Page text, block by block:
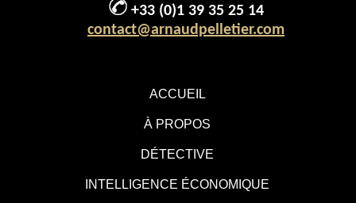
ACCUEIL
À PROPOS
DÉTECTIVE
INTELLIGENCE ÉCONOMIQUE
+33 (0)1 39 35 25 14
contact@arnaudpelletier.com